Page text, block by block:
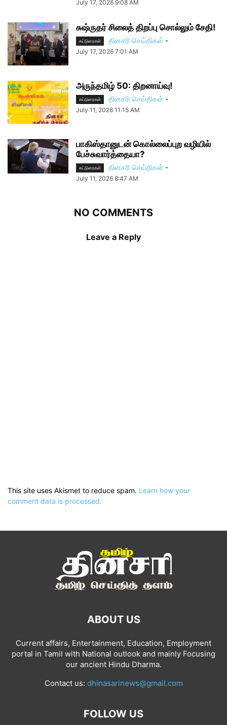
July 17, 2026 9:08 AM
சுஷ்ருதர் சிலைத் திறப்பு சொல்லும் சேதி!
கட்டுரைகள் தினசரி செய்திகள் -
July 17, 2026 7:01 AM
அருந்தமிழ் 50: திறனாய்வு!
கட்டுரைகள் தினசரி செய்திகள் -
July 11, 2026 11:15 AM
பாகிஸ்தானுடன் கொல்லைப்புற வழியில்
பேச்சுவார்த்தையா?
கட்டுரைகள் தினசரி செய்திகள் -
July 11, 2026 8:47 AM
NO COMMENTS
Leave a Reply
This site uses Akismet to reduce spam. Learn how your
comment data is processed.
ABOUT US
Current affairs, Entertainment, Education, Employment
portal in Tamil with National outlook and mainly Focusing
our ancient Hindu Dharma.
Contact us: dhinasarinews@gmail.com
FOLLOW US